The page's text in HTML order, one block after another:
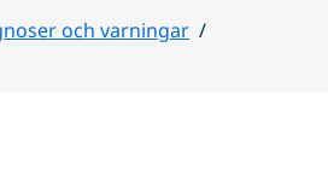
och varningar